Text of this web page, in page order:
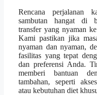
Rencana perjalanan
sambutan hangat di
transfer yang nyaman
Kami pastikan jika
nyaman dan nyaman,
fasilitas yang tepat
dan preferensi Anda.
memberi bantuan
tambahan, seperti
atau kebutuhan diet